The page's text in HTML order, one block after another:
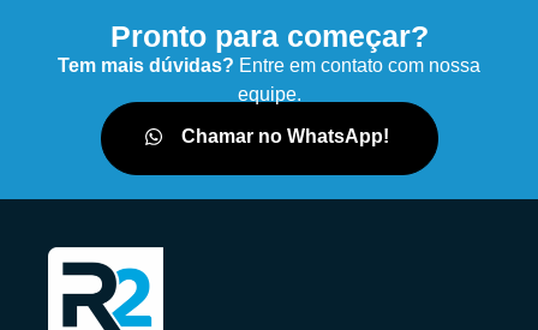
Pronto para começar?
Tem mais dúvidas? Entre em contato com nossa
equipe.
Chamar no WhatsApp!